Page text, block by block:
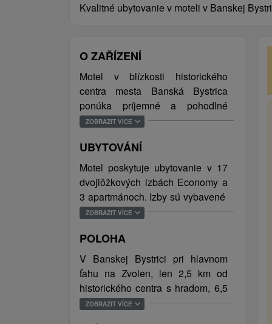
Kvalitné ubytovanie v moteli v Banskej
O ZAŘÍZENÍ
Motel v blízkosti historického
centra mesta Banská Bystrica
ponúka príjemné a pohodlné
ubytovanie s bezplatným WiFi
reštauráciu s terasou a barom a
spoločnú saunu. Parkovanie je
zabezpečené na verejnom
parkovisku priamo pred objetom.
Banská Bystrica leží na
severnom konci Zvolenskej kotliny
v obklopení Kremnických a
Poľany a Rudohorských vrchov a
Nízkych Tatier. Jednoducho sa
stačí vybrať ktorýmkoľvek smerom
a okolitá príroda, kolorit krajiny, jej
ZOBRAZIT VÍCE
UBYTOVÁNÍ
Motel poskytuje ubytovanie v 17
dvojlôžkových izbách Economy a
3 apartmánoch. Izby sú vybavené
sociálnym zariadením (sprchový
obrazovkou a WiFi pripojením na
internet. Apartmány sú dvojizbové
so spálňou a obývacou
miestnosťou s rozkladacím
gaučom, WiFi a TV s plochou
obrazovkou. Samozrejmosťou je
ZOBRAZIT VÍCE
POLOHA
V Banskej Bystrici pri hlavnom
ťahu na Zvolen, len 2,5 km od
historického centra s hradom, 6,5
km od lyžiarskeho strediska
ZOBRAZIT VÍCE